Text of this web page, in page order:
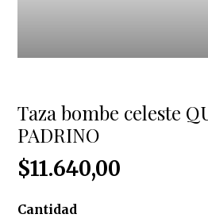
Taza bombe celeste
PADRINO
$11.640,00
Cantidad